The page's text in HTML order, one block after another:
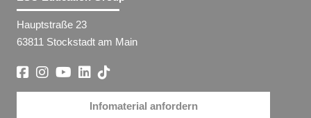
Hauptstraße 23
63811 Stockstadt am Main
Infomaterial anfordern